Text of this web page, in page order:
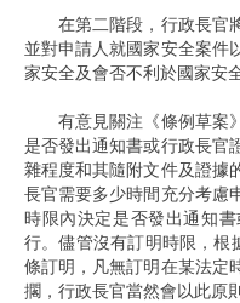
在第二階段，行政長官將
並對申請人就國家安全案件
家安全及會否不利於國家安
有意見關注《條例草案
是否發出通知書或行政長官
雜程度和其隨附文件及證據
長官需要多少時間充分考慮
時限內決定是否發出通知
行。儘管沒有訂明時限，根
條訂明，凡無訂明在某法定
擱，行政長官當然會以此原